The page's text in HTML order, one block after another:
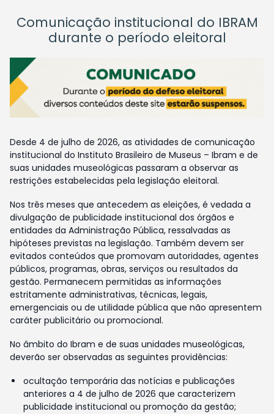
Comunicação institucional do IBRAM
durante o período eleitoral
Desde 4 de julho de 2026, as atividades de comunicação
institucional do Instituto Brasileiro de Museus – Ibram e de
suas unidades museológicas passaram a observar as
restrições estabelecidas pela legislação eleitoral.
Nos três meses que antecedem as eleições, é vedada a
divulgação de publicidade institucional dos órgãos e
entidades da Administração Pública, ressalvadas as
hipóteses previstas na legislação. Também devem ser
evitados conteúdos que promovam autoridades, agentes
públicos, programas, obras, serviços ou resultados da
gestão. Permanecem permitidas as informações
estritamente administrativas, técnicas, legais,
emergenciais ou de utilidade pública que não apresentem
caráter publicitário ou promocional.
No âmbito do Ibram e de suas unidades museológicas,
deverão ser observadas as seguintes providências:
ocultação temporária das notícias e publicações
anteriores a 4 de julho de 2026 que caracterizem
publicidade institucional ou promoção da gestão;